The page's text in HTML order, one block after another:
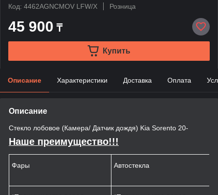
Код: 4462AGNCMOV LFW/X
Розница
45 900 ₸
Купить
Описание Характеристики Доставка Оплата
Описание
Стекло лобовое (Камера/ Датчик дождя) Kia Sorento 20-
Наше преимущество!!!
Фары Автостекла